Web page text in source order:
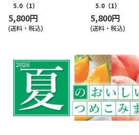
5.0 （1）
5,800円
(送料・税込)
5.0 （1）
5,800円
(送料・税込)